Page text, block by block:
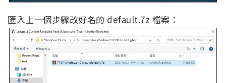
匯入上一個步驟改好名的 default.7z 檔案：